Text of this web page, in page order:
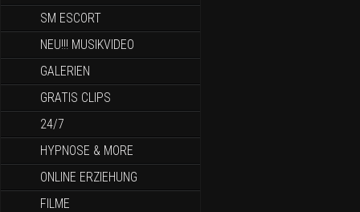
SM ESCORT
NEU!!! MUSIKVIDEO
GALERIEN
GRATIS CLIPS
24/7
HYPNOSE & MORE
ONLINE ERZIEHUNG
FILME